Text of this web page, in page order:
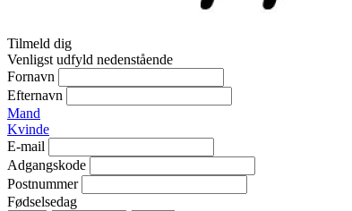
Tilmeld dig
Venligst udfyld nedenstående
Fornavn
Efternavn
Mand
Kvinde
E-mail
Adgangskode
Postnummer
Fødselsedag